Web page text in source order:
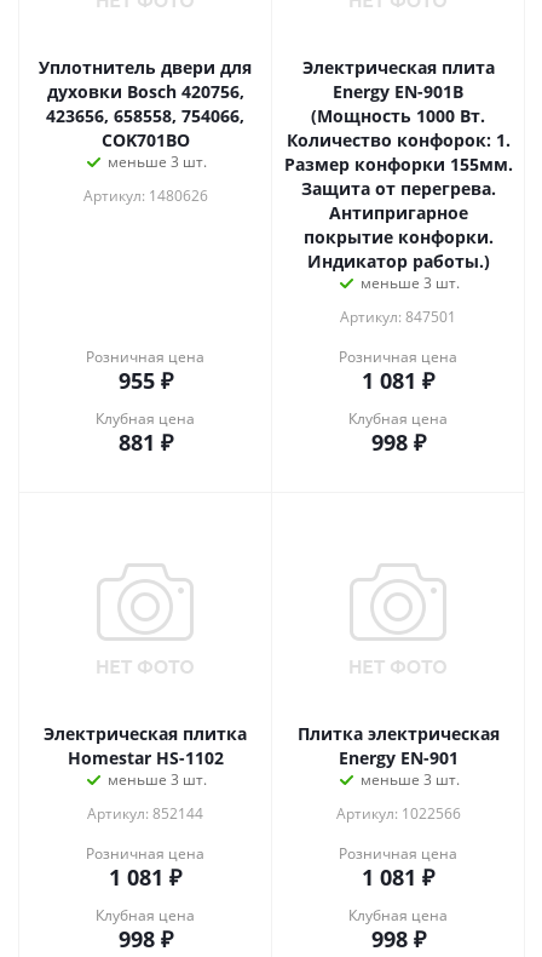
Уплотнитель двери для
духовки Bosch 420756,
423656, 658558, 754066,
COK701BO
меньше 3 шт.
Артикул: 1480626
Розничная цена
955₽
Клубная цена
881 ₽
Электрическая плита
Energy EN-901B
(Мощность 1000 Вт.
Количество конфорок: 1.
Размер конфорки 155мм.
Защита от перегрева.
Антипригарное
покрытие конфорки.
Индикатор работы.)
меньше 3 шт.
Артикул: 847501
Розничная цена
1 081 ₽
Клубная цена
998₽
Электрическая плитка
Homestar HS-1102
меньше 3 шт.
Артикул: 852144
Розничная цена
1 081 ₽
Клубная цена
998₽
Плитка электрическая
Energy EN-901
меньше 3 шт.
Артикул: 1022566
Розничная цена
1 081 ₽
Клубная цена
998₽